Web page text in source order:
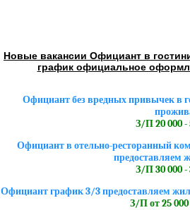
Новые вакансии Официант в
график официальное
Официант без вредных привычек в
З/П 20 000 -
Официант в отельно-ресторанный
предоставляем
З/П 30 000 -
Официант график 3/3 предоставляем
З/П от 25 000